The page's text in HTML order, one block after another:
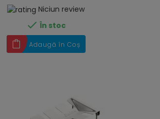
Niciun review
 În stoc
Adaugă în Coș